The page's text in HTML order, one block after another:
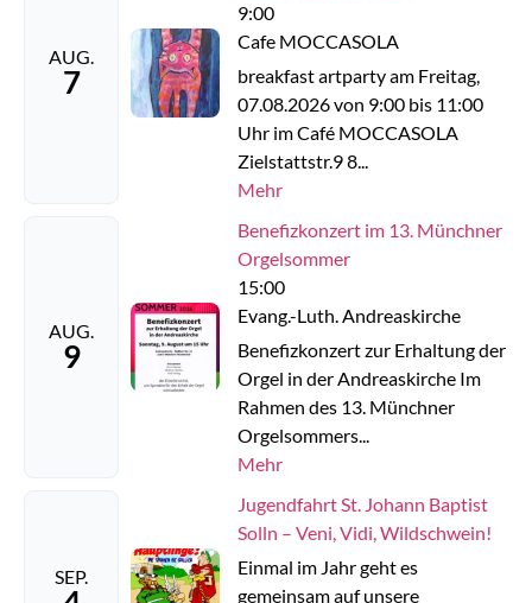
AUG.
7
9:00
Cafe MOCCASOLA
breakfast artparty am Freitag,
07.08.2026 von 9:00 bis 11:00
Uhr im Café MOCCASOLA
Zielstattstr.9 8...
Mehr
AUG.
9
Benefizkonzert im 13. Münchner
Orgelsommer
15:00
Evang.-Luth. Andreaskirche
Benefizkonzert zur Erhaltung der
Orgel in der Andreaskirche Im
Rahmen des 13. Münchner
Orgelsommers...
Mehr
SEP.
Jugendfahrt St. Johann Baptist
Solln – Veni, Vidi, Wildschwein!
Einmal im Jahr geht es
gemeinsam auf unsere